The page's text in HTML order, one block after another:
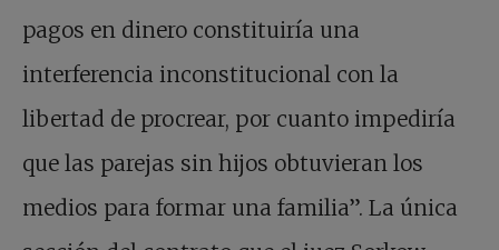
pagos en dinero constituiría una
interferencia inconstitucional con la
libertad de procrear, por cuanto impediría
que las parejas sin hijos obtuvieran los
medios para formar una familia”. La única